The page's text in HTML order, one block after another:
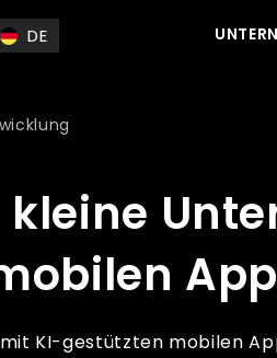
DE
KI-gestützten mobilen